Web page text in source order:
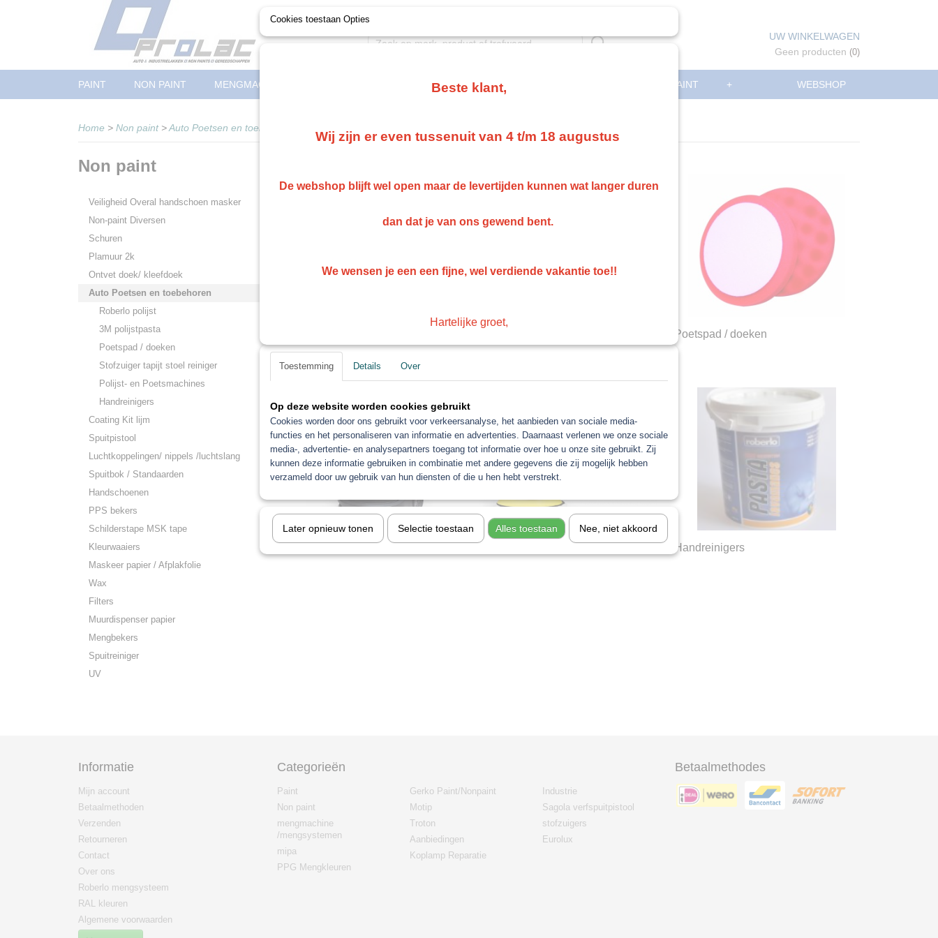
UW WINKELWAGEN
Geen producten (0)
WEBSHOP
PAINT NON PAINT MENGMACHINE /MENGSYSTEMEN PPG MENGKLEUREN GERKO PAINT/NONPAINT +
Home > Non paint>Auto Poetsen en toebehoren
Non paint
Veiligheid Overal handschoen masker
Non-paint Diversen
Schuren
Plamuur 2k
Ontvet doek/ kleefdoek
Auto Poetsen en toebehoren
Roberlo polijst
3M polijstpasta
Poetspad / doeken
Stofzuiger tapijt stoel reiniger
Polijst- en Poetsmachines
Handreinigers
Coating Kit lijm
Spuitpistool
Luchtkoppelingen/ nippels /luchtslang
Spuitbok / Standaarden
Handschoenen
PPS bekers
Schilderstape MSK tape
Kleurwaaiers
Maskeer papier / Afplakfolie
Wax
Filters
Muurdispenser papier
Mengbekers
Spuitreiniger
UV
Poetspad / doeken
Handreinigers
Informatie
Mijn account
Betaalmethoden
Verzenden
Retourneren
Contact
Over ons
Roberlo mengsysteem
RAL kleuren
Algemene voorwaarden
Categorieën
Paint
Non paint
mengmachine
/mengsystemen
mipa
PPG Mengkleuren
Gerko Paint/Nonpaint
Motip
Troton
Aanbiedingen
Koplamp Reparatie
Industrie
Sagola verfspuitpistool
stofzuigers
Eurolux
Betaalmethodes
Cookies toestaan Opties
Beste klant,
Wij zijn er even tussenuit van 4 t/m 18 augustus
De webshop blijft wel open maar de levertijden kunnen wat langer duren
dan dat je van ons gewend bent.
We wensen je een een fijne, wel verdiende vakantie toe!!
Hartelijke groet,
PROLAC
Toestemming Details Over
Op deze website worden cookies gebruikt
Cookies worden door ons gebruikt voor verkeersanalyse, het aanbieden van sociale media-
functies en het personaliseren van informatie en advertenties. Daarnaast verlenen we onze sociale
media-, advertentie- en analysepartners toegang tot informatie over hoe u onze site gebruikt. Zij
kunnen deze informatie gebruiken in combinatie met andere gegevens die zij mogelijk hebben
verzameld door uw gebruik van hun diensten of die u hen hebt verstrekt.
Later opnieuw tonen Selectie toestaan Alles toestaan Nee, niet akkoord